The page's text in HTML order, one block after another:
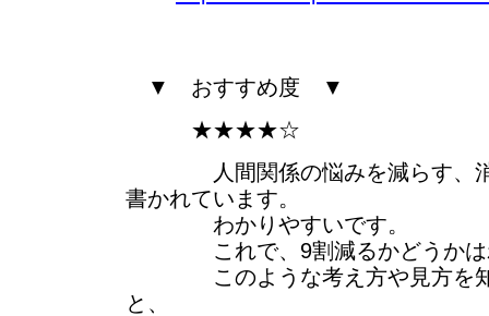
▼ おすすめ度 ▼
★★★★☆
人間関係の悩みを減らす、消
書かれています。
わかりやすいです。
これで、9割減るかどうかは
このような考え方や見方を知
と、